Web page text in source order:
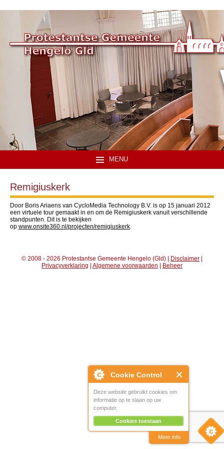
Cookie Control
Deze website gebruikt cookies om
informatie op te slaan op uw
computer.
Cookies toestaan
Meer info
MENU
Remigiuskerk
Door Boris Ariaens van CycloMedia Technology B.V. is op 15 januari 2012
een virtuele tour gemaakt in en om de Remigiuskerk vanuit verschillende
standpunten. Dit is te bekijken
op www.onsite360.nl/projecten/remigiuskerk
© 2008 - 2026 Protestantse Gemeente Hengelo (Gld) | Disclaimer |
Privacyverklaring | Algemene voorwaarden | Beheer